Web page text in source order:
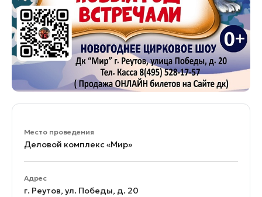
Место проведения
Деловой комплекс «Мир»
Адрес
г. Реутов, ул. Победы, д. 20